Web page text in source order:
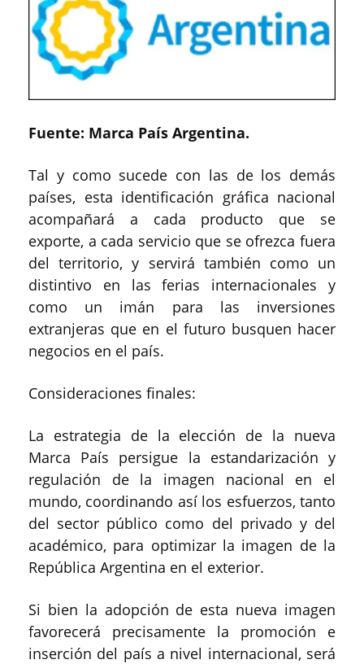
Fuente: Marca País Argentina.
Tal y como sucede con las de los demás
países, esta identificación gráfica nacional
acompañará a cada producto que se
exporte, a cada servicio que se ofrezca fuera
del territorio, y servirá también como un
distintivo en las ferias internacionales y
como un imán para las inversiones
extranjeras que en el futuro busquen hacer
negocios en el país.
Consideraciones finales:
La estrategia de la elección de la nueva
Marca País persigue la estandarización y
regulación de la imagen nacional en el
mundo, coordinando así los esfuerzos, tanto
del sector público como del privado y del
académico, para optimizar la imagen de la
República Argentina en el exterior.
Si bien la adopción de esta nueva imagen
favorecerá precisamente la promoción e
inserción del país a nivel internacional, será